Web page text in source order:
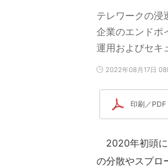
テレワークの浸
企業のエンドポ
運用およびセキ
2022年08月17日 08
印刷／PDF
2020年初頭に
の分散やスプロ